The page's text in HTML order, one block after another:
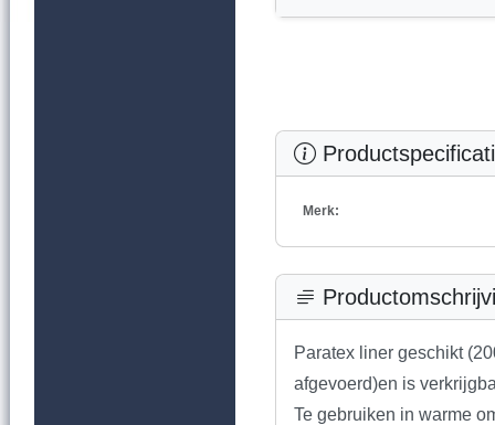
Merk:
Paratex liner geschikt
afgevoerd)en is
Te gebruiken in warme